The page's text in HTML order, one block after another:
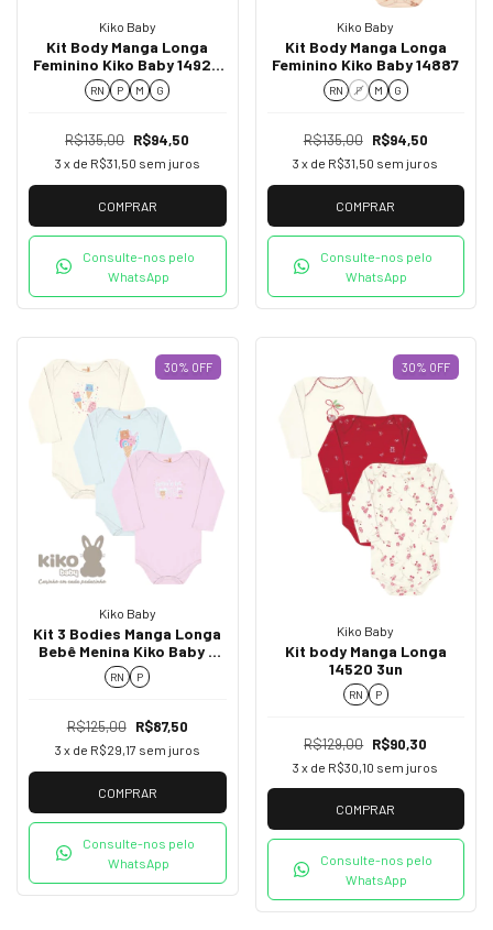
Kiko Baby
Kit Body Manga Longa
Feminino Kiko Baby 14920
- Proteção e Carinho em
Cada Detalhe
RN P M G
R$135,00 R$94,50
3 x de R$31,50 sem juros
COMPRAR
Consulte-nos pelo
WhatsApp
Kiko Baby
Kit Body Manga Longa
Feminino Kiko Baby 14887
RN P M G
R$135,00 R$94,50
3 x de R$31,50 sem juros
COMPRAR
Consulte-nos pelo
WhatsApp
30% OFF
Kiko Baby
Kit 3 Bodies Manga Longa
Bebê Menina Kiko Baby -
Maciez e Qualidade | 14571
RN P
R$125,00 R$87,50
3 x de R$29,17 sem juros
COMPRAR
Consulte-nos pelo
WhatsApp
30% OFF
Kiko Baby
Kit body Manga Longa
14520 3un
RN P
R$129,00 R$90,30
3 x de R$30,10 sem juros
COMPRAR
Consulte-nos pelo
WhatsApp